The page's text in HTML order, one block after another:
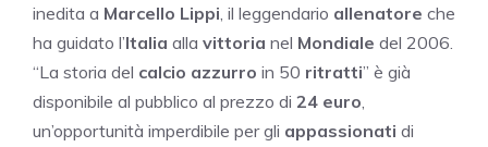
inedita a Marcello Lippi , il leggendario allenatore che
ha guidato l’Italia alla vittoria nel Mondiale del 2006.
“La storia del calcio azzurro in 50 ritratti” è già
disponibile al pubblico al prezzo di 24 euro
un’opportunità imperdibile per gli appassionati di